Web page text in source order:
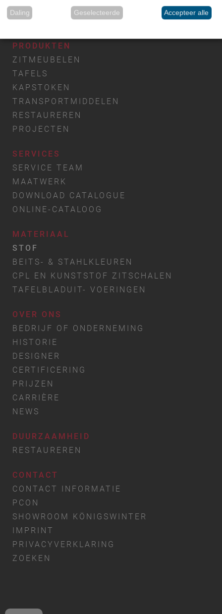
PRODUKTEN
ZITMEUBELEN
TAFELS
KAPSTOKEN
TRANSPORTMIDDELEN
RESTAUREREN
PROJECTEN
SERVICES
SERVICE TEAM
MAATWERK
DOWNLOAD CATALOGUE
ONLINE-CATALOOG
MATERIAAL
STOF
BEITS- & STAHLKLEUREN
CPL EN KUNSTSTOF ZITSCHALEN
TAFELBLADUIT- VOERINGEN
OVER ONS
BEDRIJF OF ONDERNEMING
HISTORIE
DESIGNER
CERTIFICERING
PRIJZEN
CARRIÈRE
NEWS
DUURZAAMHEID
RESTAUREREN
CONTACT
CONTACT INFORMATIE
PCON
SHOWROOM KÖNIGSWINTER
IMPRINT
PRIVACYVERKLARING
ZOEKEN
Daling Geselecteerde Accepteer alle